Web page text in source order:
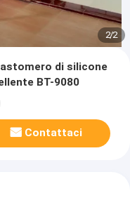
2/2
di silicone
BT-9080
Contattaci